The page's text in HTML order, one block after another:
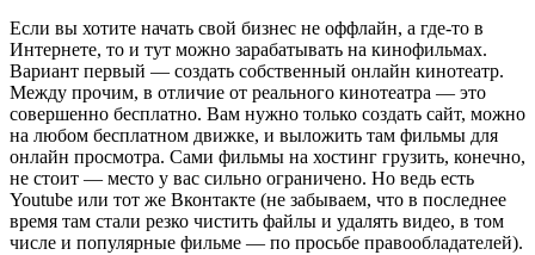
Если вы хотите начать свой бизнес не оффлайн, а где-то в
Интернете, то и тут можно зарабатывать на кинофильмах.
Вариант первый — создать собственный онлайн кинотеатр.
Между прочим, в отличие от реального кинотеатра — это
совершенно бесплатно. Вам нужно только создать сайт, можно
на любом бесплатном движке, и выложить там фильмы для
онлайн просмотра. Сами фильмы на хостинг грузить, конечно,
не стоит — место у вас сильно ограничено. Но ведь есть
Youtube или тот же Вконтакте (не забываем, что в последнее
время там стали резко чистить файлы и удалять видео, в том
числе и популярные фильме — по просьбе правообладателей).